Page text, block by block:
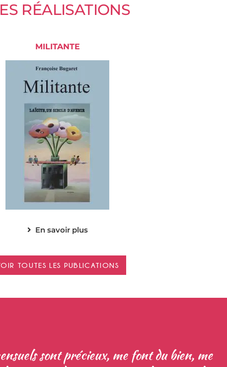
RÉALISATIONS
MILITANTE
En savoir plus
TOUTES LES PUBLICATIONS
sont précieux, me font du bien, me